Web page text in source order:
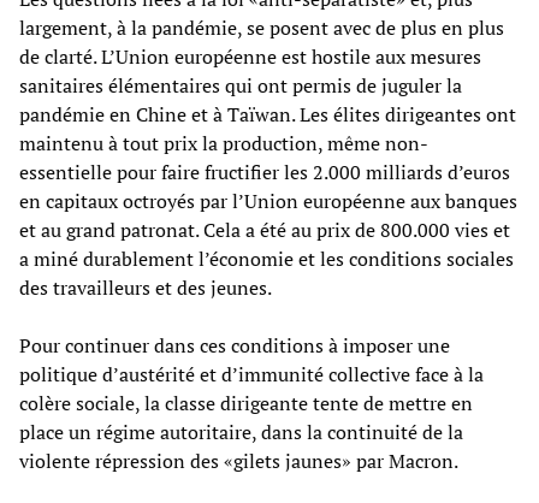
largement, à la pandémie, se posent avec de plus en plus
de clarté. L’Union européenne est hostile aux mesures
sanitaires élémentaires qui ont permis de juguler la
pandémie en Chine et à Taïwan. Les élites dirigeantes ont
maintenu à tout prix la production, même non-
essentielle pour faire fructifier les 2.000 milliards d’euros
en capitaux octroyés par l’Union européenne aux banques
et au grand patronat. Cela a été au prix de 800.000 vies et
a miné durablement l’économie et les conditions sociales
des travailleurs et des jeunes.
Pour continuer dans ces conditions à imposer une
politique d’austérité et d’immunité collective face à la
colère sociale, la classe dirigeante tente de mettre en
place un régime autoritaire, dans la continuité de la
violente répression des «gilets jaunes» par Macron.